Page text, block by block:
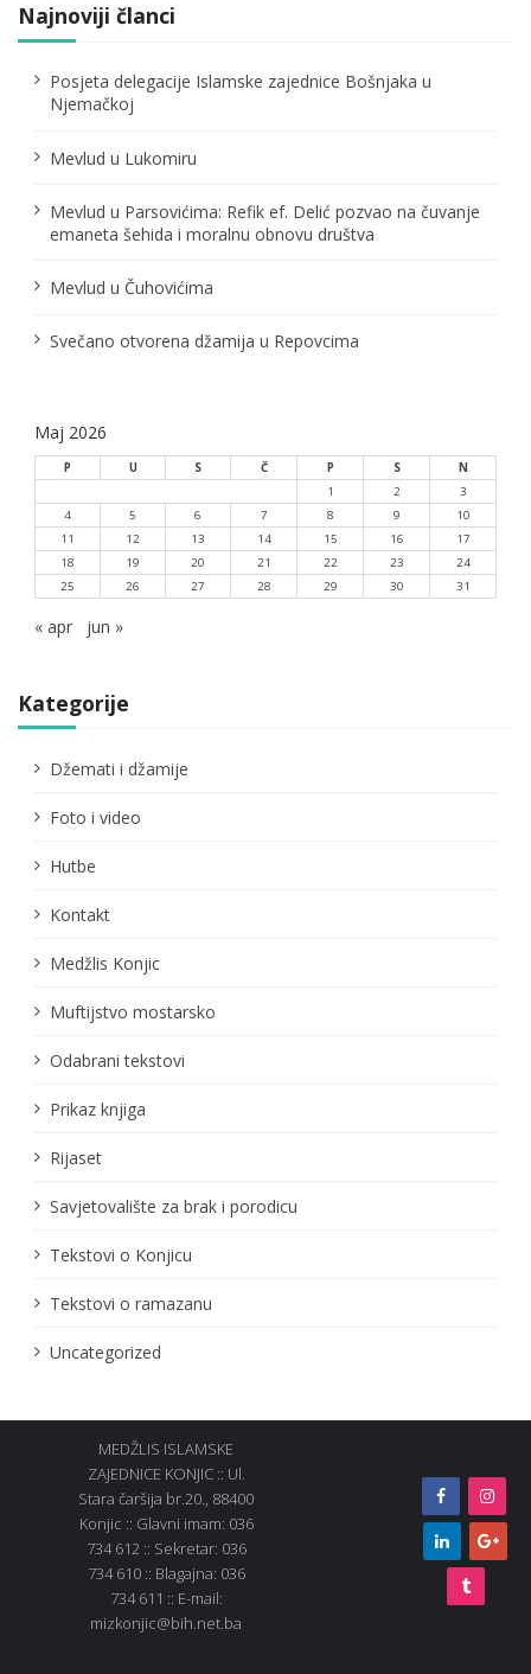
a
č
a
n
k
a
Najnoviji članci
Posjeta delegacije Islamske zajednice Bošnjaka u
Njemačkoj
Mevlud u Lukomiru
Mevlud u Parsovićima: Refik ef. Delić pozvao na čuvanje
emaneta šehida i moralnu obnovu društva
Mevlud u Čuhovićima
Svečano otvorena džamija u Repovcima
Maj 2026
P U S Č P S
N
1
2
3
4
5 6 7 8 9
10
11
12 13 14 15 16
17
18
19 20 21 22 23
24
25
26 27 28 29 30 31
« apr jun »
Kategorije
Džemati i džamije
Foto i video
Hutbe
Kontakt
Medžlis Konjic
Muftijstvo mostarsko
Odabrani tekstovi
Prikaz knjiga
Rijaset
Savjetovalište za brak i porodicu
Tekstovi o Konjicu
Tekstovi o ramazanu
Uncategorized
MEDŽLIS ISLAMSKE
ZAJEDNICE KONJIC :: Ul.
Stara čaršija br.20., 88400
Konjic :: Glavni imam: 036
734 612 :: Sekretar: 036
734 610 :: Blagajna: 036
734 611 :: E-mail:
mizkonjic@bih.net.ba